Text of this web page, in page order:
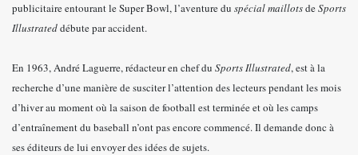
publicitaire entourant le Super Bowl, l’aventure du spécial maillotsdeSports
Illustrateddébute par accident.
En 1963, André Laguerre, rédacteur en chef du Sports Illustrated, est à la
recherche d’une manière de susciter l’attention des lecteurs pendant les mois
d’hiver au moment où la saison de football est terminée et où les camps
d’entraînement du baseball n’ont pas encore commencé. Il demande donc à
ses éditeurs de lui envoyer des idées de sujets.